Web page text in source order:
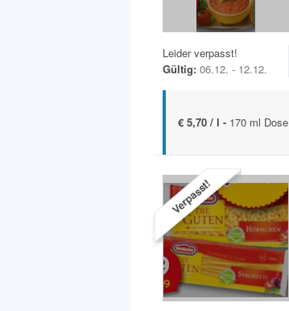
Leider verpasst!
Gültig: 06.12. - 12.12.
€ 5,70 / l - 170 ml Dose
Verpasst!